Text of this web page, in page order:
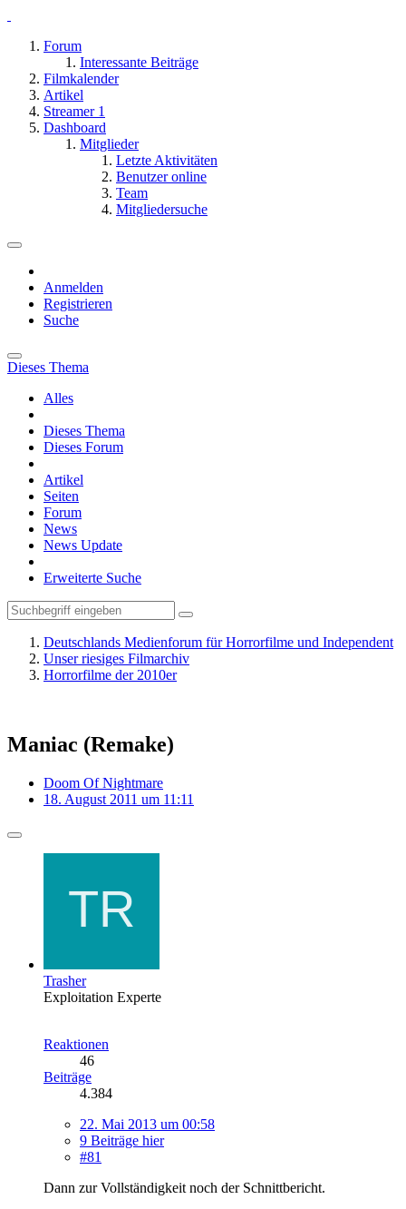
Forum
Interessante Beiträge
Filmkalender
Artikel
Streamer 1
Dashboard
Mitglieder
Letzte Aktivitäten
Benutzer online
Team
Mitgliedersuche
Anmelden
Registrieren
Suche
Dieses Thema
Alles
Dieses Thema
Dieses Forum
Artikel
Seiten
Forum
News
News Update
Erweiterte Suche
Deutschlands Medienforum für Horrorfilme und Independent
Unser riesiges Filmarchiv
Horrorfilme der 2010er
Maniac (Remake)
Doom Of Nightmare
18. August 2011 um 11:11
Trasher
Exploitation Experte
Reaktionen
46
Beiträge
4.384
22. Mai 2013 um 00:58
9 Beiträge hier
#81
Dann zur Vollständigkeit noch der Schnittbericht.